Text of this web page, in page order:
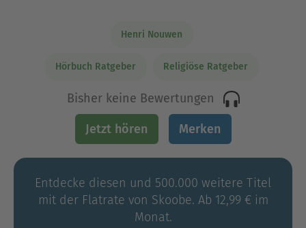
Henri Nouwen
Hörbuch Ratgeber Religiöse Ratgeber
Bisher keine Bewertungen
Jetzt hören Merken
Entdecke diesen und 500.000 weitere Titel
mit der Flatrate von Skoobe. Ab 12,99 € im
Monat.